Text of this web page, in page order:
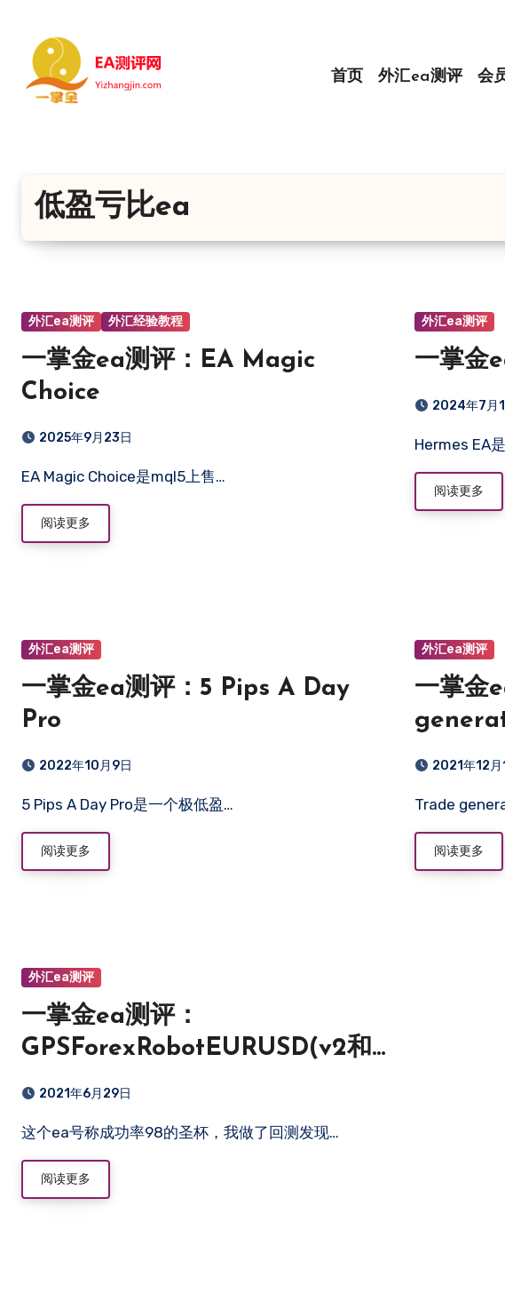
首页 外汇ea测评 会
低盈亏比ea
外汇ea测评 外汇经验教程
一掌金ea测评：EA Magic
Choice
2025年9月23日
EA Magic Choice是mql5上售…
阅读更多
外汇ea测评
一掌金
2024年7月
Hermes EA
阅读更多
外汇ea测评
一掌金ea测评：5 Pips A Day
Pro
2022年10月9日
5 Pips A Day Pro是一个极低盈…
阅读更多
外汇ea测评
一掌金
2021年12月
Trade
阅读更多
外汇ea测评
一掌金ea测评：
GPSForexRobotEURUSD(v2和
v3)
2021年6月29日
这个ea号称成功率98的圣杯，我做了回测发现…
阅读更多